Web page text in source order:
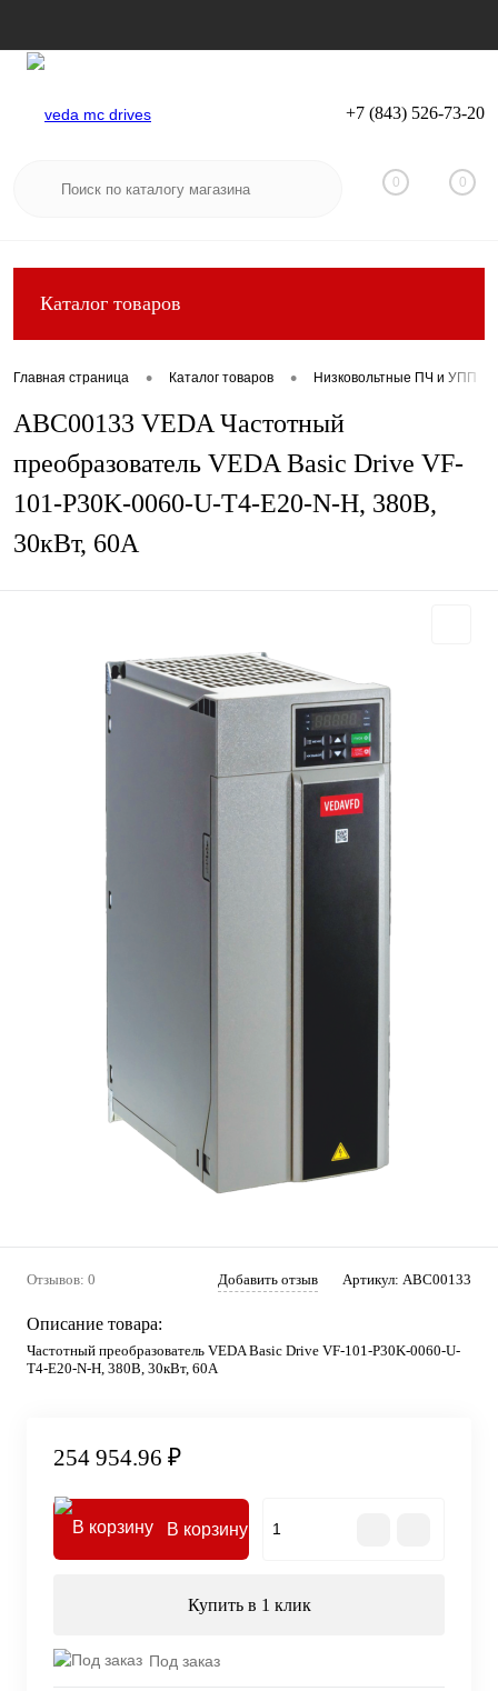
Вход Регистрация
+7 (843) 526-73-20
0 0
Каталог товаров
Главная страница • Каталог товаров • Низковольтные ПЧ и УПП
ABC00133 VEDA Частотный
преобразователь VEDA Basic Drive VF-
101-P30K-0060-U-T4-E20-N-H, 380В,
30кВт, 60А
Отзывов: 0 Добавить отзыв Артикул: ABC00133
Описание товара:
Частотный преобразователь VEDA Basic Drive VF-101-P30K-0060-U-
T4-E20-N-H, 380В, 30кВт, 60А
254 954.96 ₽
В корзину
Купить в 1 клик
Под заказ